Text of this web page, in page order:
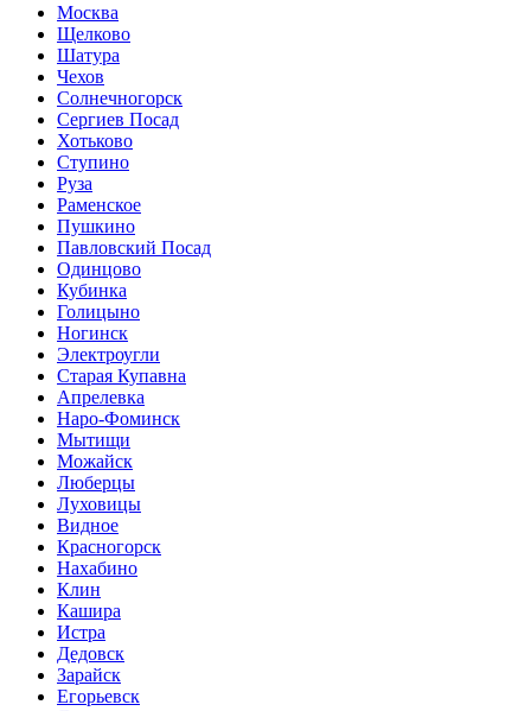
Москва
Щелково
Шатура
Чехов
Солнечногорск
Сергиев Посад
Хотьково
Ступино
Руза
Раменское
Пушкино
Павловский Посад
Одинцово
Кубинка
Голицыно
Ногинск
Электроугли
Старая Купавна
Апрелевка
Наро-Фоминск
Мытищи
Можайск
Люберцы
Луховицы
Видное
Красногорск
Нахабино
Клин
Кашира
Истра
Дедовск
Зарайск
Егорьевск